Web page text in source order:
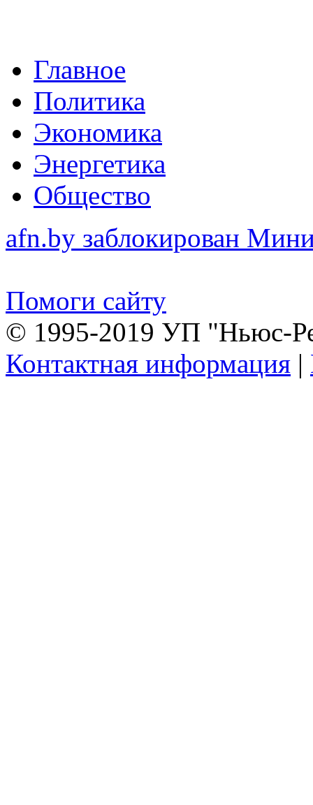
Главное
Политика
Экономика
Энергетика
Общество
afn.by заблокирован
Помоги сайту
© 1995-2019 УП "Ньюс-
Контактная информация |